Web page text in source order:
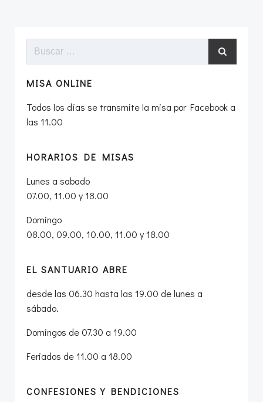
entradas entradas
Buscar:
MISA ONLINE
Todos los días se transmite la misa por Facebook a
las 11.00
HORARIOS DE MISAS
Lunes a sabado
07.00, 11.00 y 18.00
Domingo
08.00, 09.00, 10.00, 11.00 y 18.00
EL SANTUARIO ABRE
desde las 06.30 hasta las 19.00 de lunes a
sábado.
Domingos de 07.30 a 19.00
Feriados de 11.00 a 18.00
CONFESIONES Y BENDICIONES